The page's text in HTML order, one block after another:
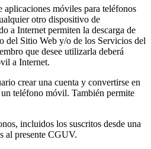
aplicaciones móviles para teléfonos
otro dispositivo de
a Internet permiten la descarga de
del Sitio Web y/o de los Servicios del
que desee utilizarla deberá
a Internet.
crear una cuenta y convertirse en
teléfono móvil. También permite
incluidos los suscritos desde una
al presente CGUV.